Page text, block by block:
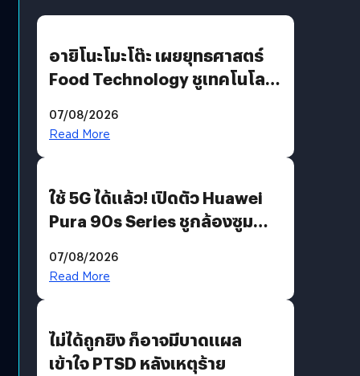
อายิโนะโมะโต๊ะ เผยยุทธศาสตร์
Food Technology ชูเทคโนโลยี
บริโภคและ B2B
07/08/2026
Read More
ใช้ 5G ได้แล้ว! เปิดตัว Huawei
Pura 90s Series ชูกล้องซูม
07/08/2026
Read More
ไม่ได้ถูกยิง ก็อาจมีบาดแผล
เข้าใจ PTSD หลังเหตุร้าย